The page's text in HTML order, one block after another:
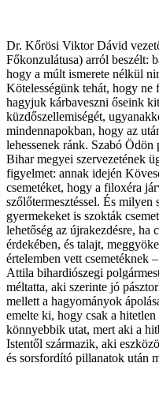
Dr. Kőrösi Viktor Dávid
Főkonzulátusa) arról beszélt:
hogy a múlt ismerete nélkül
Kötelességünk tehát, hogy ne
hagyjuk kárbaveszni őseink
küzdőszellemiségét,
mindennapokban, hogy az
lehessenek ránk. Szabó Ödön
Bihar megyei szervezetének
figyelmet: annak idején
csemetéket, hogy a filoxéra
szőlőtermesztéssel. És milyen
gyermekeket is szokták
lehetőség az újrakezdésre,
érdekében, és talajt,
értelemben vett csemetéknek
Attila bihardiószegi
méltatta, aki szerinte jó
mellett a hagyományok
emelte ki, hogy csak a
könnyebbik utat, mert aki a
Istentől származik, aki
és sorsfordító pillanatok után